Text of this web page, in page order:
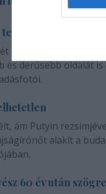
darabja a másik ember
és derűsebb oldalát is
ám Putyin
alakít a
60 év után szögre